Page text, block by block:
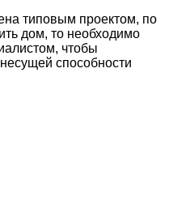
типовым проектом, по
дом, то необходимо
чтобы
способности